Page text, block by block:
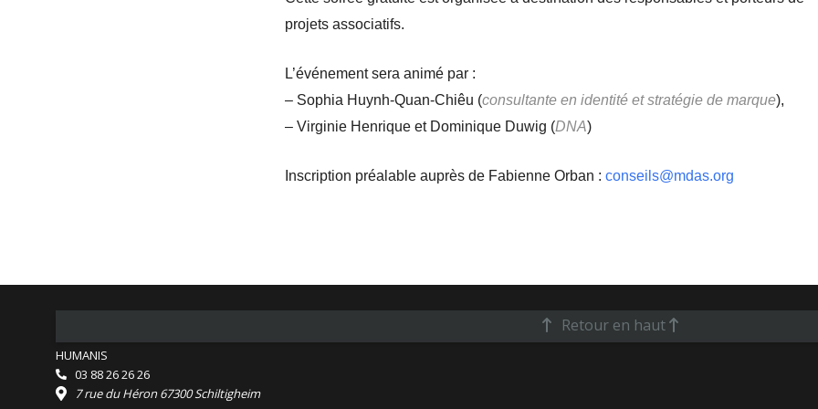
projets associatifs.
L’événement sera animé par :
– Sophia Huynh-Quan-Chiêu (consultante en identité et stratégie de marque),
– Virginie Henrique et Dominique Duwig (DNA)
Inscription préalable auprès de Fabienne Orban : conseils@mdas.org
Retour en haut
HUMANIS
03 88 26 26 26
7 rue du Héron 67300 Schiltigheim